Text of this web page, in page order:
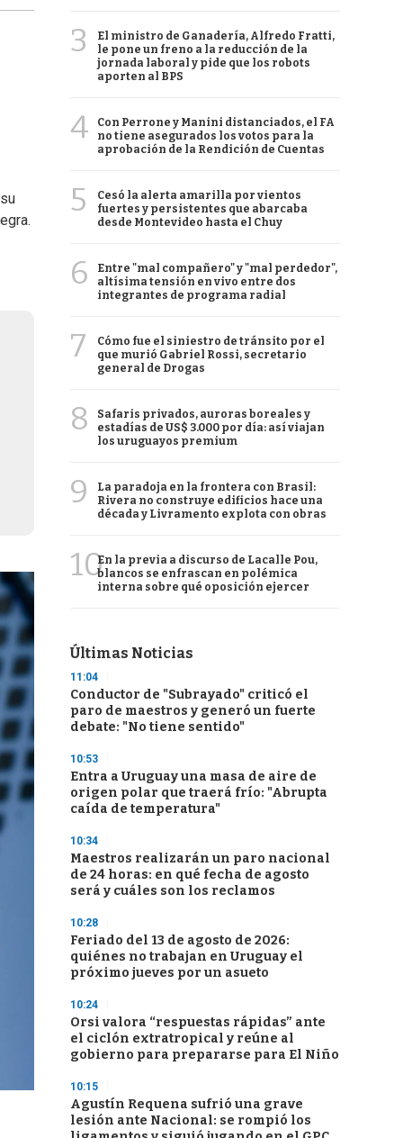
3
El ministro de Ganadería, Alfredo Fratti,
le pone un freno a la reducción de la
jornada laboral y pide que los robots
aporten al BPS
4
Con Perrone y Manini distanciados, el FA
no tiene asegurados los votos para la
aprobación de la Rendición de Cuentas
5
Cesó la alerta amarilla por vientos
fuertes y persistentes que abarcaba
desde Montevideo hasta el Chuy
6
Entre "mal compañero" y "mal perdedor",
altísima tensión en vivo entre dos
integrantes de programa radial
7
Cómo fue el siniestro de tránsito por el
que murió Gabriel Rossi, secretario
general de Drogas
8
Safaris privados, auroras boreales y
estadías de US$ 3.000 por día: así viajan
los uruguayos premium
9
La paradoja en la frontera con Brasil:
Rivera no construye edificios hace una
década y Livramento explota con obras
10En la previa a discurso de Lacalle Pou,
blancos se enfrascan en polémica
interna sobre qué oposición ejercer
Últimas Noticias
11:04
Conductor de "Subrayado" criticó el
paro de maestros y generó un fuerte
debate: "No tiene sentido"
10:53
Entra a Uruguay una masa de aire de
origen polar que traerá frío: "Abrupta
caída de temperatura"
10:34
Maestros realizarán un paro nacional
de 24 horas: en qué fecha de agosto
será y cuáles son los reclamos
10:28
Feriado del 13 de agosto de 2026:
quiénes no trabajan en Uruguay el
próximo jueves por un asueto
10:24
Orsi valora “respuestas rápidas” ante
el ciclón extratropical y reúne al
gobierno para prepararse para El Niño
10:15
Agustín Requena sufrió una grave
lesión ante Nacional: se rompió los